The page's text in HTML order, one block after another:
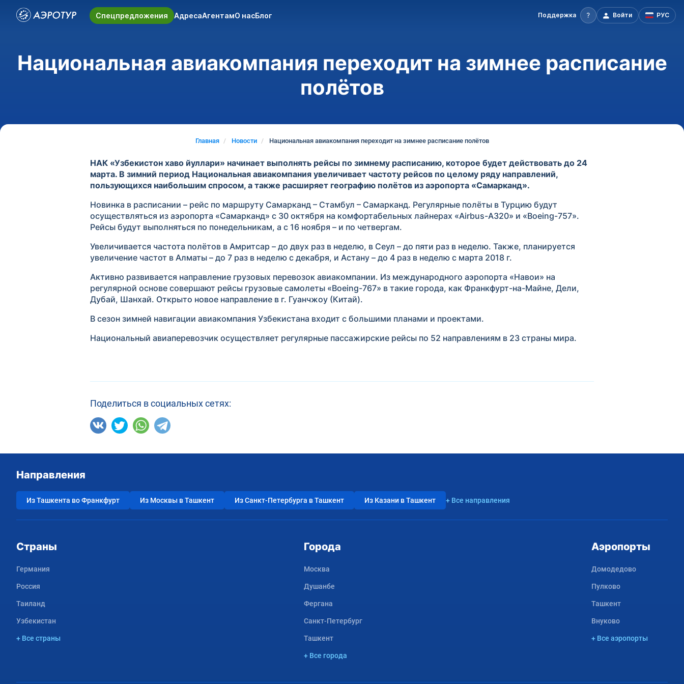
Спецпредложения АдресаАгентамО насБлог Поддержка Войти РУС
Национальная авиакомпания переходит на зимнее расписание
полётов
Главная Новости Национальная авиакомпания переходит на зимнее расписание полётов
НАК «Узбекистон хаво йуллари» начинает выполнять рейсы по зимнему расписанию, которое будет действовать до 24
марта. В зимний период Национальная авиакомпания увеличивает частоту рейсов по целому ряду направлений,
пользующихся наибольшим спросом, а также расширяет географию полётов из аэропорта «Самарканд».
Новинка в расписании – рейс по маршруту Самарканд – Стамбул – Самарканд. Регулярные полёты в Турцию будут
осуществляться из аэропорта «Самарканд» с 30 октября на комфортабельных лайнерах «Airbus-A320» и «Boeing-757».
Рейсы будут выполняться по понедельникам, а с 16 ноября – и по четвергам.
Увеличивается частота полётов в Амритсар – до двух раз в неделю, в Сеул – до пяти раз в неделю. Также, планируется
увеличение частот в Алматы – до 7 раз в неделю с декабря, и Астану – до 4 раз в неделю с марта 2018 г.
Активно развивается направление грузовых перевозок авиакомпании. Из международного аэропорта «Навои» на
регулярной основе совершают рейсы грузовые самолеты «Boeing-767» в такие города, как Франкфурт-на-Майне, Дели,
Дубай, Шанхай. Открыто новое направление в г. Гуанчжоу (Китай).
В сезон зимней навигации авиакомпания Узбекистана входит с большими планами и проектами.
Национальный авиаперевозчик осуществляет регулярные пассажирские рейсы по 52 направлениям в 23 страны мира.
Поделиться в социальных сетях:
Направления
Из Ташкента во Франкфурт Из Москвы в Ташкент Из Санкт-Петербурга в Ташкент Из Казани в Ташкент + Все направления
Страны
Германия
Россия
Таиланд
Узбекистан
+ Все страны
Города
Москва
Душанбе
Фергана
Санкт-Петербург
Ташкент
+ Все города
Аэропорты
Домодедово
Пулково
Ташкент
Внуково
+ Все аэропорты